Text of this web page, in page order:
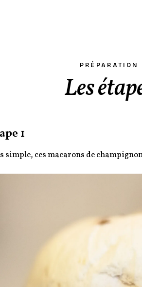
PRÉPARATION
Les
1
simple, ces macarons de